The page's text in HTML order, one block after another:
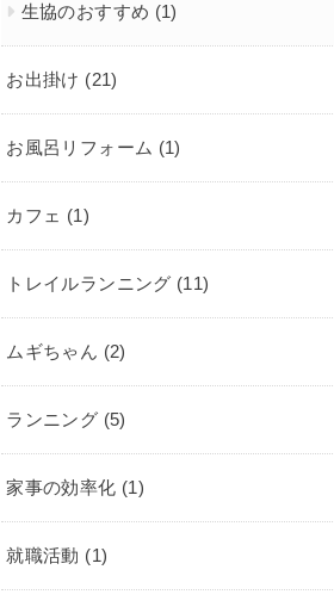
生協のおすすめ (1)
お出掛け (21)
お風呂リフォーム (1)
カフェ (1)
トレイルランニング (11)
ムギちゃん (2)
ランニング (5)
家事の効率化 (1)
就職活動 (1)